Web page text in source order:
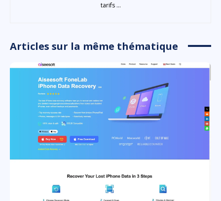
tarifs ...
Articles sur la même thématique